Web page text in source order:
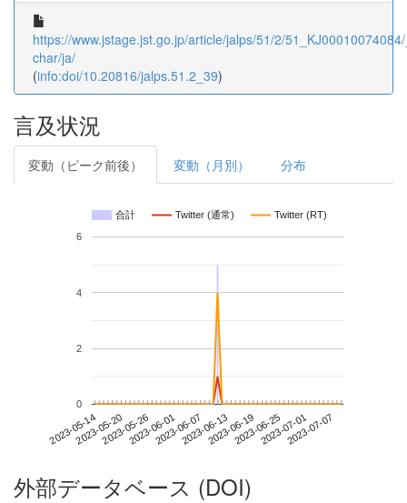
https://www.jstage.jst.go.jp/article/jalps/51/2/
char/ja/
(info:doi/10.20816/jalps.51.2_39)
言及状況
変動（ピーク前後） 変動（月別） 分布
合計 Twitter (通常) Twitter (RT)
2023-05-142023-05-202023-05-262023-06-012023-06-072023-06-132023-06-192023-06-252023-07-012023-07-07
0
2
4
6
外部データベース (DOI)